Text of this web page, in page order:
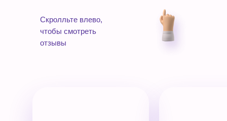
Скролльте влево,
чтобы смотреть
отзывы